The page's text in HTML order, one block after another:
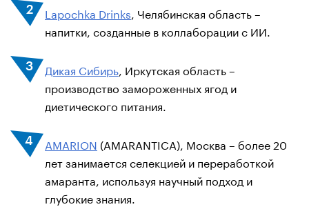
Lapochka Drinks , Челябинская область –
напитки, созданные в коллаборации с ИИ.
Дикая Сибирь , Иркутская область –
производство замороженных ягод и
диетического питания.
AMARION (AMARANTICA), Москва – более 20
лет занимается селекцией и переработкой
амаранта, используя научный подход и
глубокие знания.